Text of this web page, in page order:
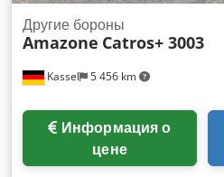
Kassel 5 456 km
Другие бороны
Amazone Catros+ 3003
цене